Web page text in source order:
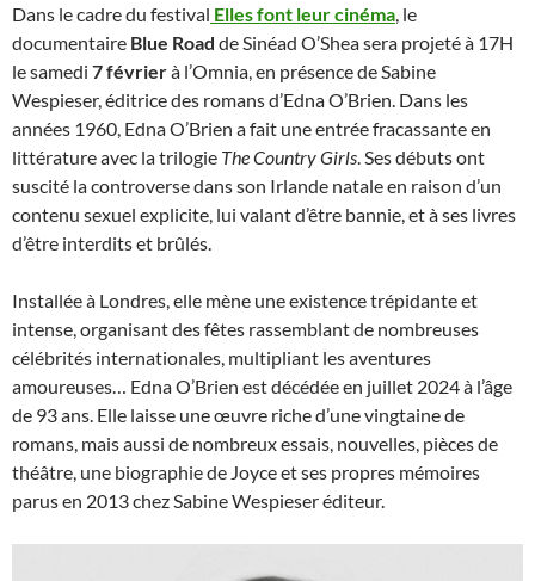
Dans le cadre du festival Elles font leur cinéma , le
documentaire Blue Road de Sinéad O’Shea sera projeté à 17H
le samedi 7 févrierà l’Omnia, en présence de Sabine
Wespieser, éditrice des romans d’Edna O’Brien. Dans les
années 1960, Edna O’Brien a fait une entrée fracassante en
littérature avec la trilogie The Country Girls . Ses débuts ont
suscité la controverse dans son Irlande natale en raison d’un
contenu sexuel explicite, lui valant d’être bannie, et à ses livres
d’être interdits et brûlés.
Installée à Londres, elle mène une existence trépidante et
intense, organisant des fêtes rassemblant de nombreuses
célébrités internationales, multipliant les aventures
amoureuses… Edna O’Brien est décédée en juillet 2024 à l’âge
de 93 ans. Elle laisse une œuvre riche d’une vingtaine de
romans, mais aussi de nombreux essais, nouvelles, pièces de
théâtre, une biographie de Joyce et ses propres mémoires
parus en 2013 chez Sabine Wespieser éditeur.